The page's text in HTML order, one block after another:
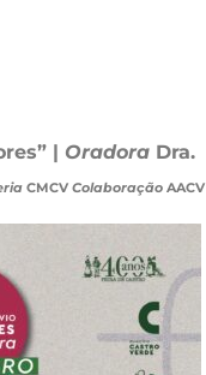
| Oradora Dra.
CMCV Colaboração AACV